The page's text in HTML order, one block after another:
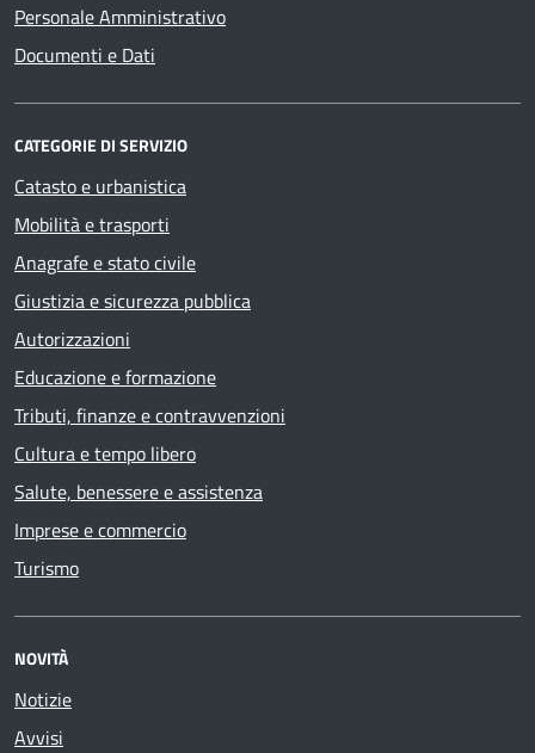
Personale Amministrativo
Documenti e Dati
CATEGORIE DI SERVIZIO
Catasto e urbanistica
Mobilità e trasporti
Anagrafe e stato civile
Giustizia e sicurezza pubblica
Autorizzazioni
Educazione e formazione
Tributi, finanze e contravvenzioni
Cultura e tempo libero
Salute, benessere e assistenza
Imprese e commercio
Turismo
NOVITÀ
Notizie
Avvisi